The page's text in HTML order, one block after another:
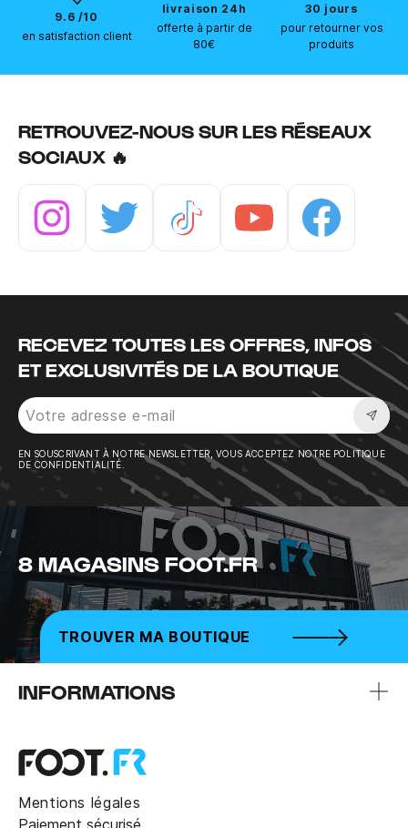
9.6 /10
en satisfaction client
livraison 24h
offerte à partir de
80€
30 jours
pour retourner vos
produits
RETROUVEZ-NOUS SUR LES RÉSEAUX
SOCIAUX 🔥
RECEVEZ TOUTES LES OFFRES, INFOS
ET EXCLUSIVITÉS DE LA BOUTIQUE
EN SOUSCRIVANT À NOTRE NEWSLETTER, VOUS ACCEPTEZ NOTRE POLITIQUE
DE CONFIDENTIALITÉ.
8 MAGASINS FOOT.FR
TROUVER MA BOUTIQUE
INFORMATIONS
Mentions légales
Paiement sécurisé